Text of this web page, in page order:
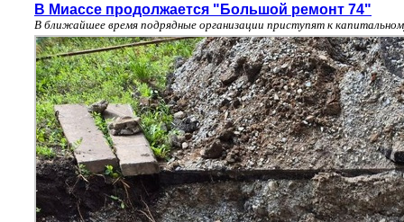
В Миассе продолжается "Большой ремонт 74"
В ближайшее время подрядные организации приступят к